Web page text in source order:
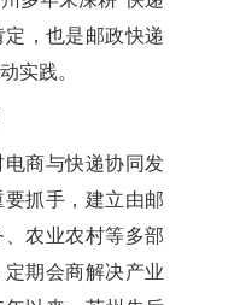
，也是邮政快递
实践。
商与快递协同发
抓手，建立由邮
农业农村等多部
期会商解决产业